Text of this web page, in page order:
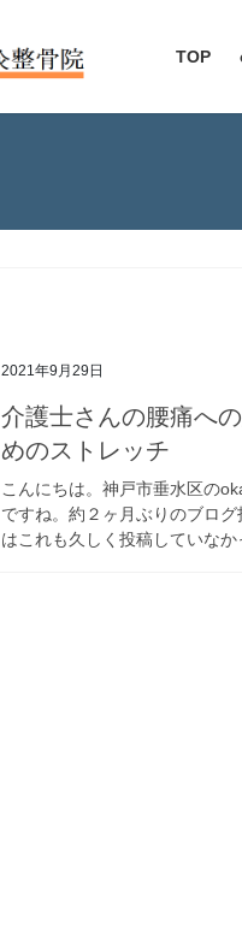
TOP
2021年9月29日
介護士さんの腰痛へ
めのストレッチ
こんにちは。神戸市垂水区の
ですね。約２ヶ月ぶりのブロ
はこれも久しく投稿していな